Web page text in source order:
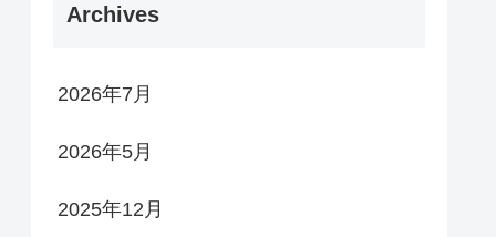
Archives
2026年7月
2026年5月
2025年12月